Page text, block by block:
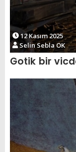
12 Kasım 2025
Selin Sebla OK
Gotik bir